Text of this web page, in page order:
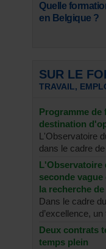
Quelle
en Belgique ?
SUR LE
TRAVAIL,
Programme de
destination
L'Observatoire
dans le cadre
L'Observatoire
seconde
la recherche
Dans le cadre
d’excellence, un
Deux contrats
temps plein